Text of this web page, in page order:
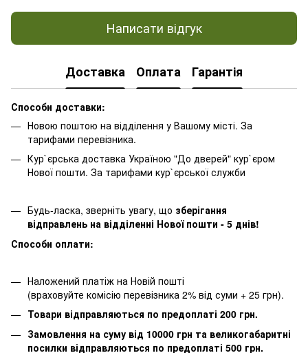
Написати відгук
Доставка Оплата Гарантія
Способи доставки:
Новою поштою на відділення у Вашому місті. За
тарифами перевізника.
Кур`єрська доставка Україною "До дверей" кур`єром
Нової пошти. За тарифами кур`єрської служби
Будь-ласка, зверніть увагу, що зберігання
відправлень на відділенні Нової пошти - 5 днів!
Способи оплати:
Наложений платіж на Новій пошті
(враховуйте комісію перевізника 2% від суми + 25 грн).
Товари відправляються по предоплаті 200 грн.
Замовлення на суму від 10000 грн та великогабаритні
посилки відправляються по предоплаті 500 грн.